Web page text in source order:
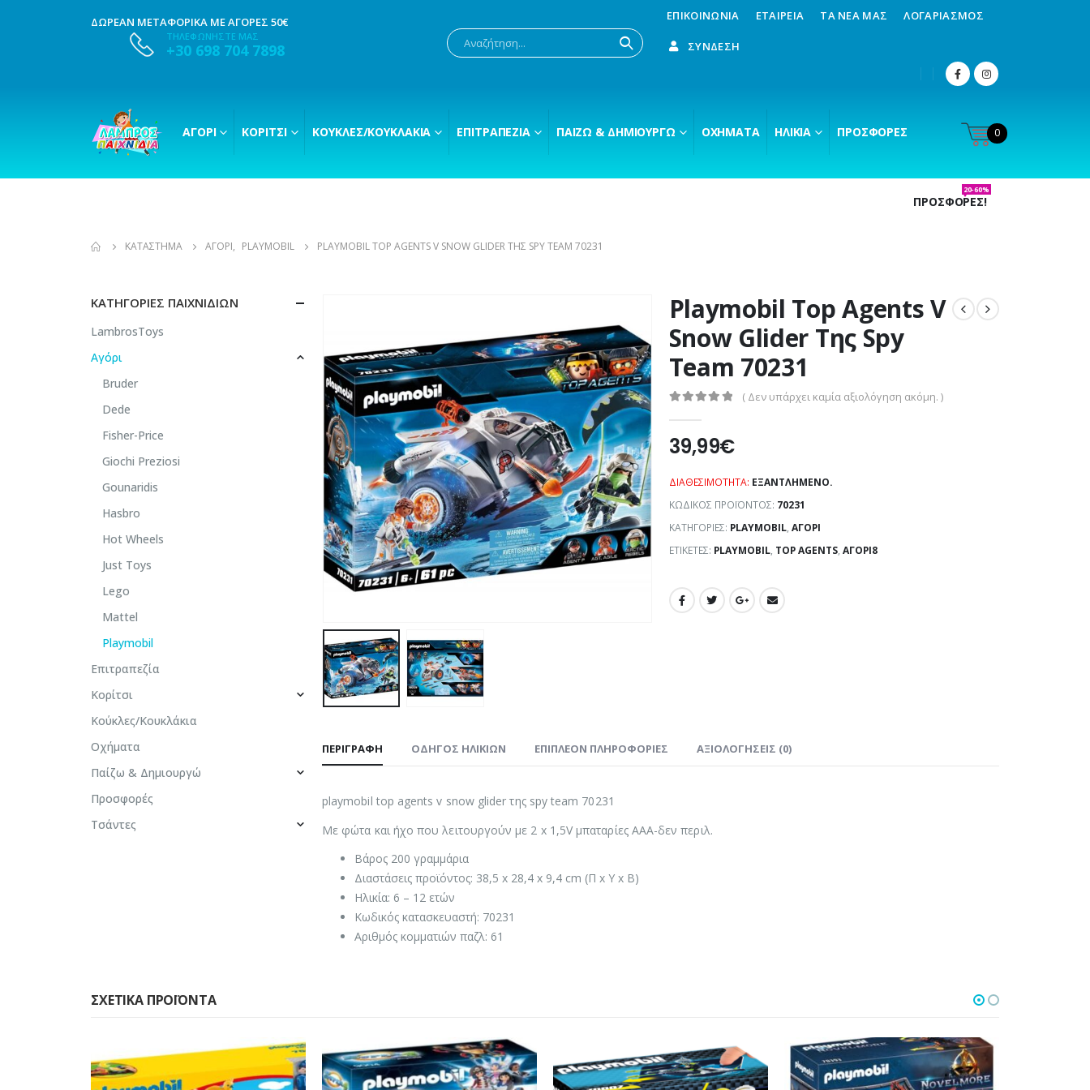
ΔΩΡΕΑΝ ΜΕΤΑΦΟΡΙΚΑ ΜΕ ΑΓΟΡΕΣ 50€
ΤΗΛΕΦΩΝΗΣΤΕ ΜΑΣ
+30 698 704 7898
ΕΠΙΚΟΙΝΩΝΊΑ ΕΤΑΙΡΕΊΑ ΤΑ ΝΈΑ ΜΑΣ ΛΟΓΑΡΙΑΣΜΌΣ
ΣΎΝΔΕΣΗ
ΑΓΌΡΙ ΚΟΡΊΤΣΙ ΚΟΎΚΛΕΣ/ΚΟΥΚΛΆΚΙΑ ΕΠΙΤΡΑΠΈΖΙΑ ΠΑΊΖΩ & ΔΗΜΙΟΥΡΓΏ ΟΧΉΜΑΤΑ ΗΛΙΚΊΑ ΠΡΟΣΦΟΡΈΣ 0
ΠΡΟΣΦΟΡΕΣ!
20-60%
ΚΑΤΆΣΤΗΜΑ ΑΓΌΡΙ, PLAYMOBIL PLAYMOBIL TOP AGENTS V SNOW GLIDER ΤΗΣ SPY TEAM 70231
Playmobil Top Agents V
Snow Glider Της Spy
Team 70231
( Δεν υπάρχει καμία αξιολόγηση ακόμη. )
39,99€
ΔΙΑΘΕΣΙΜΌΤΗΤΑ: ΕΞΑΝΤΛΗΜΈΝΟ.
ΚΩΔΙΚΌΣ ΠΡΟΪΌΝΤΟΣ: 70231
ΚΑΤΗΓΟΡΊΕΣ: PLAYMOBIL, ΑΓΌΡΙ
ΕΤΙΚΈΤΕΣ: PLAYMOBIL, TOP AGENTS, ΑΓΌΡΙ8
ΠΕΡΙΓΡΑΦΉ ΟΔΗΓΌΣ ΗΛΙΚΙΏΝ ΕΠΙΠΛΈΟΝ ΠΛΗΡΟΦΟΡΊΕΣ ΑΞΙΟΛΟΓΉΣΕΙΣ (0)
playmobil top agents v snow glider της spy team 70231
Με φώτα και ήχο που λειτουργούν με 2 x 1,5V μπαταρίες ΑΑΑ-δεν περιλ.
Βάρος 200 γραμμάρια
Διαστάσεις προϊόντος: 38,5 x 28,4 x 9,4 cm (Π x Υ x Β)
Ηλικία: 6 – 12 ετών
Κωδικός κατασκευαστή: 70231
Αριθμός κομματιών παζλ: 61
ΚΑΤΗΓΟΡΊΕΣ ΠΑΙΧΝΙΔΙΏΝ
LambrosToys
Αγόρι
Bruder
Dede
Fisher-Price
Giochi Preziosi
Gounaridis
Hasbro
Hot Wheels
Just Toys
Lego
Mattel
Playmobil
Επιτραπεζία
Κορίτσι
Κούκλες/Κουκλάκια
Οχήματα
Παίζω & Δημιουργώ
Προσφορές
Τσάντες
ΣΧΕΤΙΚΆ ΠΡΟΪΌΝΤΑ